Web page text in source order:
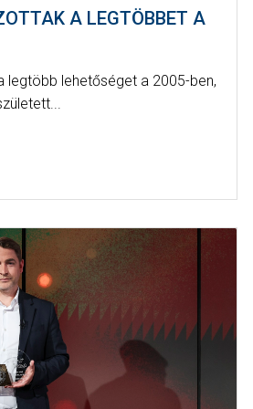
A LEGTÖBBET A
legtöbb lehetőséget a 2005-ben,